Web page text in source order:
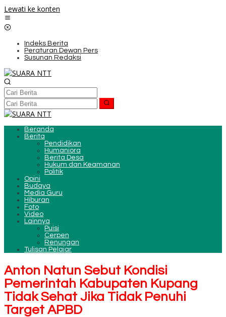
Lewati ke konten
Indeks Berita
Peraturan Dewan Pers
Susunan Redaksi
Beranda
Berita
Pendidikan
Humaniora
Berita Desa
Hukum dan Keamanan
Politik
Opini
Budaya
Media Guru
Hiburan
Foto
Video
Lainnya
Puisi
Cerpen
Renungan
Tulisan Pelajar
Anton Natun Sebut Kondisi
Pemerintah Kabupaten Kupang
Tidak Sehat Jika Tidak Penuhi
Target APBD